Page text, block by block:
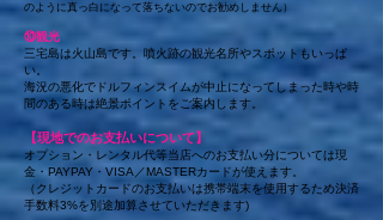
のように真っ白になって落ちないのでお勧めしません）
⑩観光
三宅島は火山島です。噴火跡の観光名所やスポットもいっぱ
い。
​海況の悪化でドルフィンスイムが中止になってしまった時や時
間のある時は絶景ポイントをご案内します。
【現地でのお支払いについて】
オプション・レンタル代等当店へのお支払い分については現
金・PAYPAY・VISA／MASTERカードが使えます。
（クレジットカードのお支払いは携帯端末を使用するため決済
手数料3%を別途加算させていただきます)